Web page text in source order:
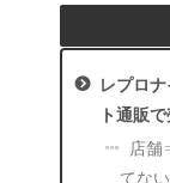
レプロ
ト通販
店舗
てない